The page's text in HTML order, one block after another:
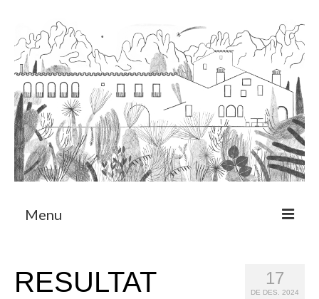
Menu
Programa de Residència 17
DE DES. 2024
RESULTAT